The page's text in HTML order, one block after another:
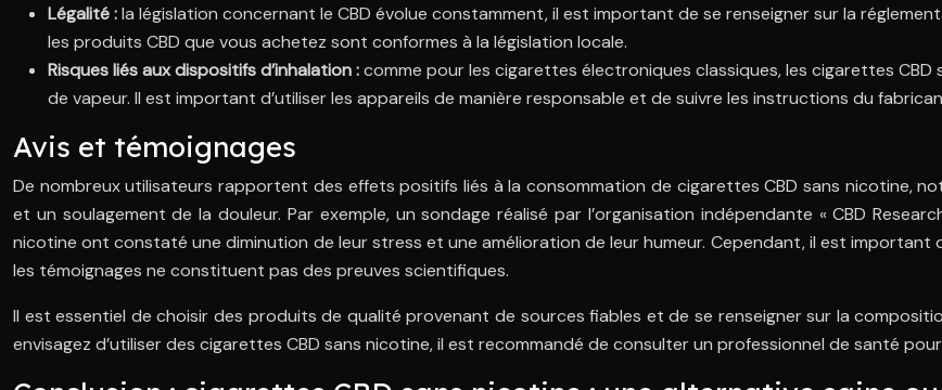
Légalité :la législation concernant le CBD évolue constamment, il est important de se renseigner sur la
les produits CBD que vous achetez sont conformes à la législation locale.
Risques liés aux dispositifs d’inhalation :comme pour les cigarettes électroniques classiques, les cigarettes
de vapeur. Il est important d’utiliser les appareils de manière responsable et de suivre les instructions du
Avis et témoignages
De nombreux utilisateurs rapportent des effets positifs liés à la consommation de cigarettes CBD sans nicotine,
et un soulagement de la douleur. Par exemple, un sondage réalisé par l’organisation indépendante « CBD
nicotine ont constaté une diminution de leur stress et une amélioration de leur humeur. Cependant, il est important
les témoignages ne constituent pas des preuves scientifiques.
Il est essentiel de choisir des produits de qualité provenant de sources fiables et de se renseigner sur la
envisagez d’utiliser des cigarettes CBD sans nicotine, il est recommandé de consulter un professionnel de santé